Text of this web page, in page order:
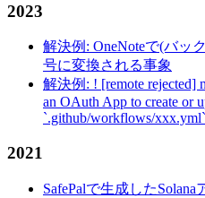
2023
解決例: OneNoteで(バッ
号に変換される事象
解決例: ! [remote rejected]
an OAuth App to create or
`.github/workflows/
2021
SafePalで生成した